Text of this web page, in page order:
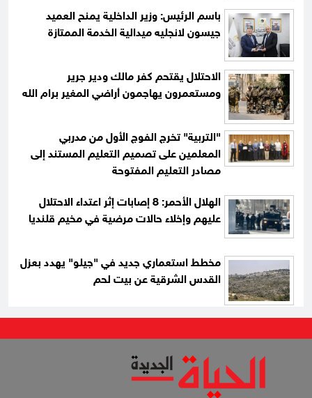
باسم الرئيس: وزير الداخلية يمنح العميد
جيسون لانجليه ميدالية الخدمة الممتازة
الاحتلال يقتحم كفر مالك ودير جرير
ومستعمرون يهاجمون أراضي المغير برام الله
"التربية" تخرج الفوج الأول من مدربي
المعلمين على تصميم التعليم المستند إلى
مصادر التعليم المفتوحة
الهلال الأحمر: 8 إصابات إثر اعتداء الاحتلال
عليهم وإخلاء حالات مرضية في مخيم قلنديا
مخطط استعماري جديد في "جيلو" يهدد بعزل
القدس الشرقية عن بيت لحم